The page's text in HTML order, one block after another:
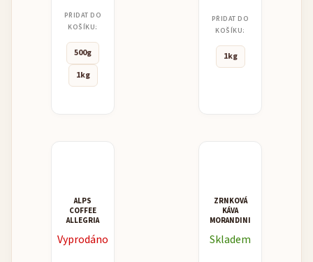
PŘIDAT DO
KOŠÍKU:
500g
1kg
PŘIDAT DO
KOŠÍKU:
1kg
ALPS
COFFEE
ALLEGRIA
Vyprodáno
ZRNKOVÁ
KÁVA
MORANDINI
SUPERCREMA
Skladem